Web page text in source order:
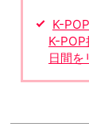
K-
K-
日間を